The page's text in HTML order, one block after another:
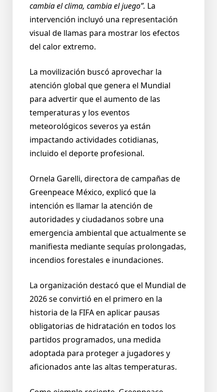
cambia el clima, cambia el juego”. La
intervención incluyó una representación
visual de llamas para mostrar los efectos
del calor extremo.
La movilización buscó aprovechar la
atención global que genera el Mundial
para advertir que el aumento de las
temperaturas y los eventos
meteorológicos severos ya están
impactando actividades cotidianas,
incluido el deporte profesional.
Ornela Garelli, directora de campañas de
Greenpeace México, explicó que la
intención es llamar la atención de
autoridades y ciudadanos sobre una
emergencia ambiental que actualmente se
manifiesta mediante sequías prolongadas,
incendios forestales e inundaciones.
La organización destacó que el Mundial de
2026 se convirtió en el primero en la
historia de la FIFA en aplicar pausas
obligatorias de hidratación en todos los
partidos programados, una medida
adoptada para proteger a jugadores y
aficionados ante las altas temperaturas.